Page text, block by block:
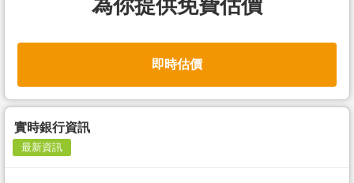
為你提供免費估價
即時估價
實時銀行資訊
最新資訊